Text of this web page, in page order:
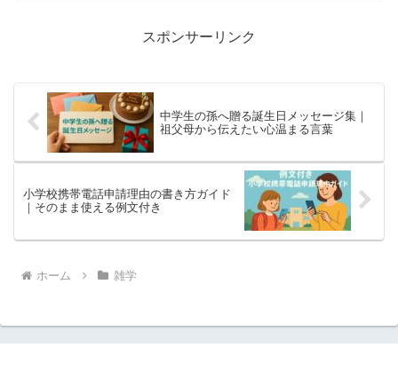
スポンサーリンク
中学生の孫へ贈る誕生日メッセージ集｜
祖父母から伝えたい心温まる言葉
小学校携帯電話申請理由の書き方ガイド
｜そのまま使える例文付き
ホーム 雑学